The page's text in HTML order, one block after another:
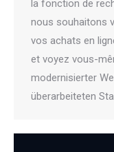
la fonction de
nous souhaitons
vos achats en
et voyez vous-
modernisierter
überarbeiteten